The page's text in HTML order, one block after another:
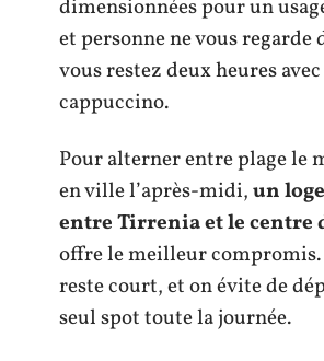
dimensionnées pour un
et personne ne vous regarde
vous restez deux heures
cappuccino.
Pour alterner entre plage le
en ville l’après-midi,un
entre Tirrenia et le centre
offre le meilleur
reste court, et on évite de
seul spot toute la journée.